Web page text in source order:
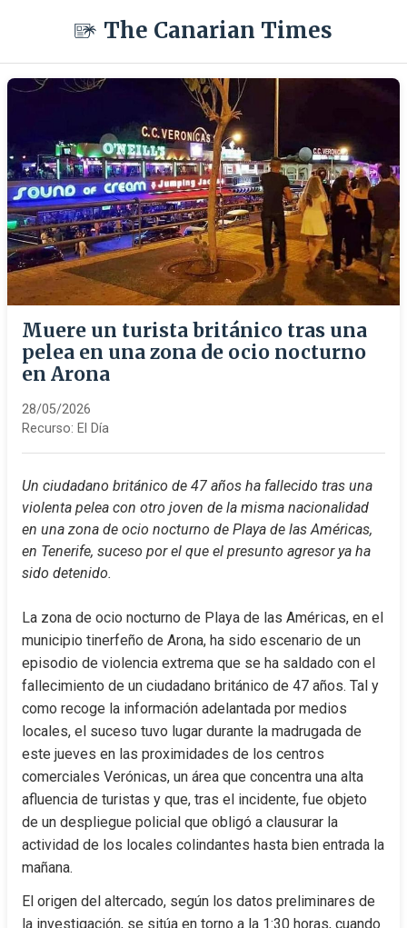
The Canarian Times
Muere un turista británico tras una
pelea en una zona de ocio nocturno
en Arona
28/05/2026
Recurso: El Día
Un ciudadano británico de 47 años ha fallecido tras una
violenta pelea con otro joven de la misma nacionalidad
en una zona de ocio nocturno de Playa de las Américas,
en Tenerife, suceso por el que el presunto agresor ya ha
sido detenido.
La zona de ocio nocturno de Playa de las Américas, en el
municipio tinerfeño de Arona, ha sido escenario de un
episodio de violencia extrema que se ha saldado con el
fallecimiento de un ciudadano británico de 47 años. Tal y
como recoge la información adelantada por medios
locales, el suceso tuvo lugar durante la madrugada de
este jueves en las proximidades de los centros
comerciales Verónicas, un área que concentra una alta
afluencia de turistas y que, tras el incidente, fue objeto
de un despliegue policial que obligó a clausurar la
actividad de los locales colindantes hasta bien entrada la
mañana.
El origen del altercado, según los datos preliminares de
la investigación, se sitúa en torno a la 1:30 horas, cuando